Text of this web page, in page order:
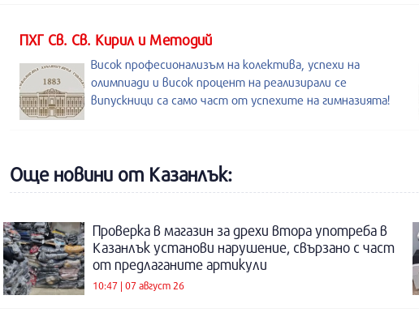
ПХГ Св. Св. Кирил и Методий
Висок професионализъм на колектива, успехи на
олимпиади и висок процент на реализирали се
випускници са само част от успехите на гимназията!
Още новини от Казанлък:
Проверка в магазин за дрехи втора употреба в
Казанлък установи нарушение, свързано с част
от предлаганите артикули
10:47 | 07 август 26